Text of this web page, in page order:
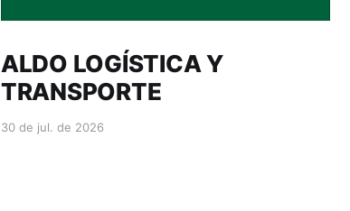
ALDO LOGÍSTICA Y
TRANSPORTE
30 de jul. de 2026